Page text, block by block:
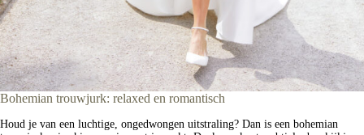
Bohemian trouwjurk: relaxed en romantisch
Houd je van een luchtige, ongedwongen uitstraling? Dan is een bohemian